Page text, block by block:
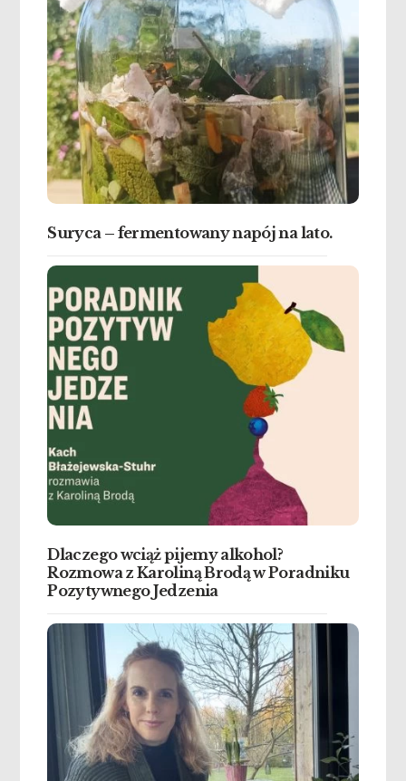
Suryca – fermentowany napój na lato.
Dlaczego wciąż pijemy alkohol?
Rozmowa z Karoliną Brodą w Poradniku
Pozytywnego Jedzenia